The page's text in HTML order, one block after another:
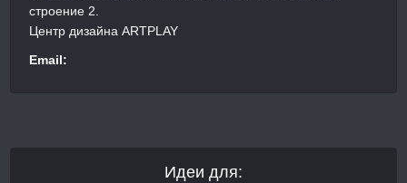
строение 2.
Центр дизайна ARTPLAY
Email:
Идеи для: